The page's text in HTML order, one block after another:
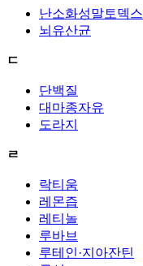
난소화성말토덱
뇌유산균
ㄷ
단백질
대마종자유
도라지
ㄹ
락티움
레몬즙
레티놀
루바브
루테인·지아잔틴